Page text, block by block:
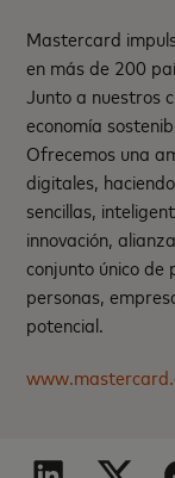
Mastercard
en más de 200
Junto a nuestros
economía
Ofrecemos una
digitales,
sencillas,
innovación,
conjunto único de
personas,
potencial.